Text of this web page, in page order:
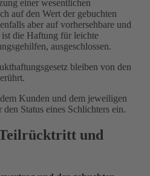
einer wesentlichen
auf den Wert der gebuchten
aber auf vorhersehbare und
die Haftung für leichte
ausgeschlossen.
bleiben von den
Kunden und dem jeweiligen
Status eines Schlichters ein.
und